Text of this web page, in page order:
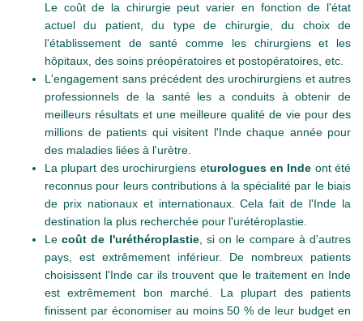
Le coût de la chirurgie peut varier en fonction de l'état
actuel du patient, du type de chirurgie, du choix de
l'établissement de santé comme les chirurgiens et les
hôpitaux, des soins préopératoires et postopératoires, etc.
L'engagement sans précédent des urochirurgiens et autres
professionnels de la santé les a conduits à obtenir de
meilleurs résultats et une meilleure qualité de vie pour des
millions de patients qui visitent l'Inde chaque année pour
des maladies liées à l'urètre.
La plupart des urochirurgiens eturologues en Inde ont été
reconnus pour leurs contributions à la spécialité par le biais
de prix nationaux et internationaux. Cela fait de l'Inde la
destination la plus recherchée pour l'urétéroplastie.
Lecoût de l'uréthéroplastie, si on le compare à d'autres
pays, est extrêmement inférieur. De nombreux patients
choisissent l'Inde car ils trouvent que le traitement en Inde
est extrêmement bon marché. La plupart des patients
finissent par économiser au moins 50 % de leur budget en